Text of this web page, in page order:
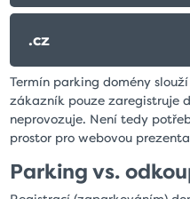
Termín parking domény
zákazník pouze zaregistruje
neprovozuje. Není tedy
prostor pro webovou
Parking vs.